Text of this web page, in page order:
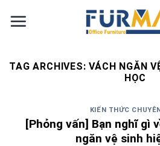
TAG ARCHIVES:VÁCH NGĂN
HỌC
KIẾN THỨC
[Phỏng vấn] Bạn nghĩ gì
ngăn vệ sinh